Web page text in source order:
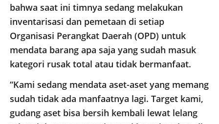
bahwa saat ini timnya sedang melakukan
inventarisasi dan pemetaan di setiap
Organisasi Perangkat Daerah (OPD) untuk
mendata barang apa saja yang sudah masuk
kategori rusak total atau tidak bermanfaat.
“Kami sedang mendata aset-aset yang memang
sudah tidak ada manfaatnya lagi. Target kami,
gudang aset bisa bersih kembali lewat lelang